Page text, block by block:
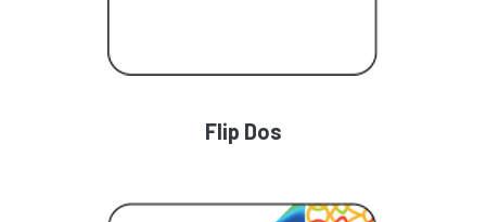
Flip Dos